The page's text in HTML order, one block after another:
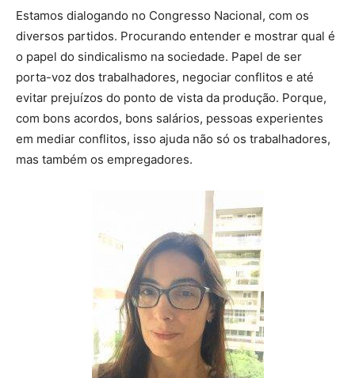
Estamos dialogando no Congresso Nacional, com os
diversos partidos. Procurando entender e mostrar qual é
o papel do sindicalismo na sociedade. Papel de ser
porta-voz dos trabalhadores, negociar conflitos e até
evitar prejuízos do ponto de vista da produção. Porque,
com bons acordos, bons salários, pessoas experientes
em mediar conflitos, isso ajuda não só os trabalhadores,
mas também os empregadores.